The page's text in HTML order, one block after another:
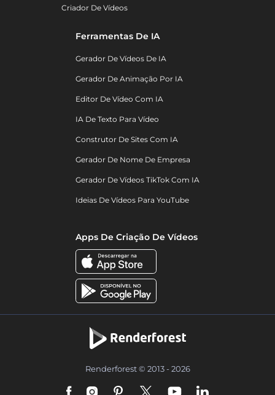
Criador De Vídeos
Ferramentas De IA
Gerador De Vídeos De IA
Gerador De Animação Por IA
Editor De Vídeo Com IA
IA De Texto Para Vídeo
Construtor De Sites Com IA
Gerador De Nome De Empresa
Gerador De Vídeos TikTok Com IA
Ideias De Vídeos Para YouTube
Apps De Criação De Vídeos
Renderforest © 2013 - 2026